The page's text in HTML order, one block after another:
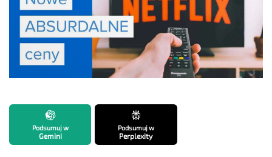
Podsumuj w
Gemini
Podsumuj w
Perplexity